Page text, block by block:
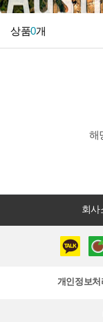
상품0개
해
회사
개인정보처